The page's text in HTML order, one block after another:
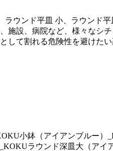
ウンド平皿 小、ラウンド
設、病院など、様々なシ
て割れる危険性を避けた